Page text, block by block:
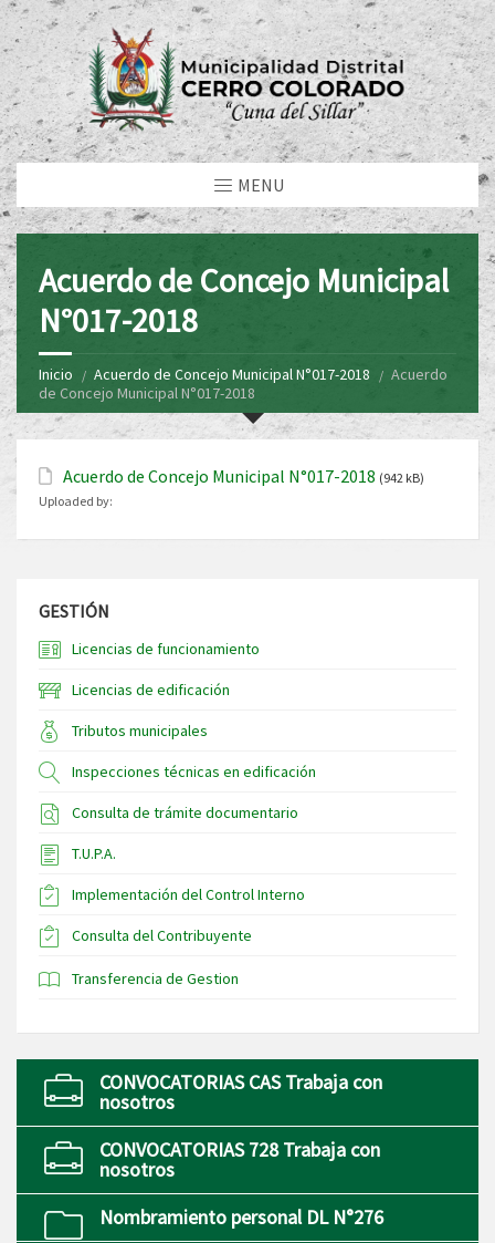
MENU
Acuerdo de Concejo Municipal
N°017-2018
Inicio Acuerdo de Concejo Municipal N°017-2018
Acuerdo
de Concejo Municipal N°017-2018
Acuerdo de Concejo Municipal N°017-2018 (942 kB)
Uploaded by:
GESTIÓN
Licencias de funcionamiento
Licencias de edificación
Tributos municipales
Inspecciones técnicas en edificación
Consulta de trámite documentario
T.U.P.A.
Implementación del Control Interno
Consulta del Contribuyente
Transferencia de Gestion
CONVOCATORIAS CAS Trabaja con
nosotros
CONVOCATORIAS 728 Trabaja con
nosotros
Nombramiento personal DL N°276